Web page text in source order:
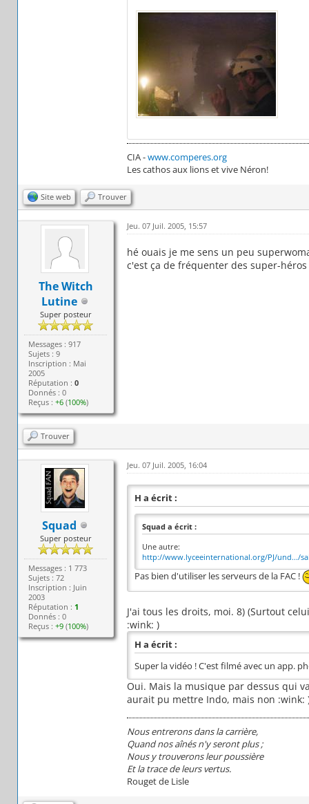
CIA -www.comperes.org
Les cathos aux lions et vive Néron!
Site web Trouver
The Witch
Lutine
Super posteur
Messages : 917
Sujets : 9
Inscription : Mai
2005
Réputation :0
Donnés : 0
Reçus :+6 (100%)
Jeu. 07 Juil. 2005, 15:57
hé ouais je me sens un peu
c'est ça de fréquenter des super-héros
Trouver
Squad
Super posteur
Messages : 1 773
Sujets : 72
Inscription : Juin
2003
Réputation : 1
Donnés : 0
Reçus :+9 (100%)
Jeu. 07 Juil. 2005, 16:04
H a écrit :
Squad a écrit :
Une autre:
http://www.lyceeinternational.org/PJ/und.../
Pas bien d'utiliser les serveurs de la FAC !
J'ai tous les droits, moi. 8) (Surtout
:wink: )
H a écrit :
Super la vidéo ! C'est filmé avec un app.
Oui. Mais la musique par dessus qui
aurait pu mettre Indo, mais non :wink:
Nous entrerons dans la carrière,
Quand nos aînés n'y seront plus ;
Nous y trouverons leur poussière
Et la trace de leurs vertus.
Rouget de Lisle